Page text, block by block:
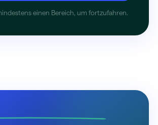
einen Bereich, um fortzufahren.